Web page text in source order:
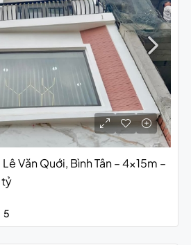
Văn Quới, Bình Tân – 4x15m –
tỷ
5